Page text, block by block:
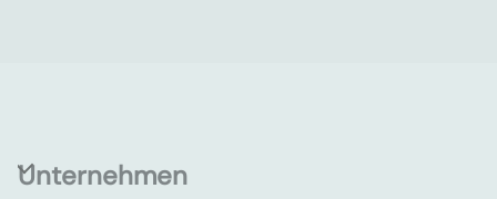
Unternehmen